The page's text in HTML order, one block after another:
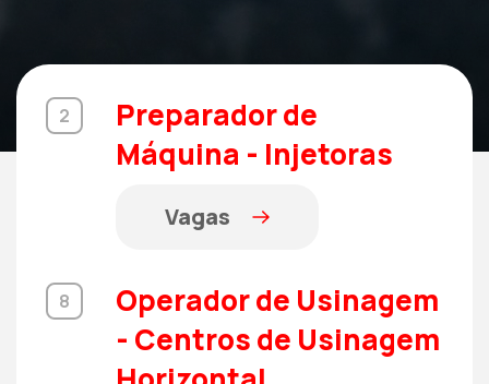
2
Preparador de
Máquina - Injetoras
Vagas
8
Operador de Usinagem
- Centros de Usinagem